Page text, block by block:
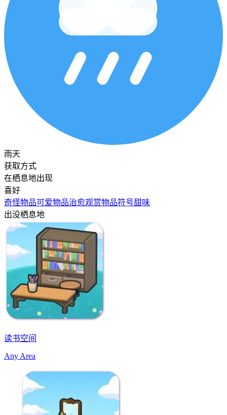
雨天
获取方式
在栖息地出现
喜好
奇怪物品可爱物品治愈观赏物品符号甜味
出没栖息地
读书空间
Any Area